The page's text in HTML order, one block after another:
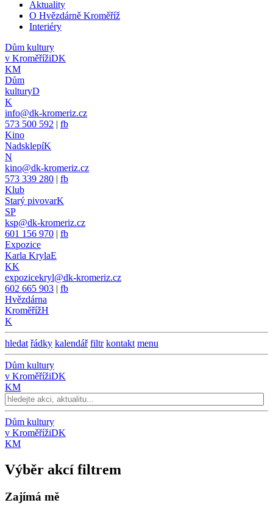
Aktuality
O Hvězdárně Kroměříž
Interiéry
Dům kultury
v KroměřížiDK
KM
Dům
kulturyD
K
info@dk-kromeriz.cz
573 500 592 | fb
Kino
NadsklepíK
N
kino@dk-kromeriz.cz
573 339 280 | fb
Klub
Starý pivovarK
SP
ksp@dk-kromeriz.cz
601 156 970 | fb
Expozice
Karla KrylaE
KK
expozicekryl@dk-kromeriz.cz
602 665 903 | fb
Hvězdárna
KroměřížH
K
hledat řádky kalendář filtr kontakt menu
Dům kultury
v KroměřížiDK
KM
Dům kultury
v KroměřížiDK
KM
Výběr akcí filtrem
Zajímá mě